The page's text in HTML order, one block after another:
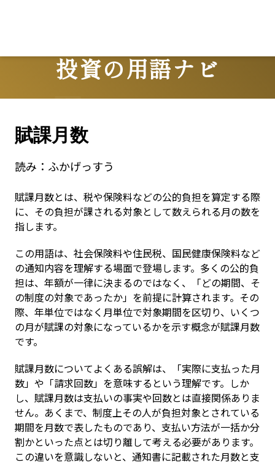
投資の用語ナビ
Terms
賦課月数
読み： ふかげっすう
賦課月数とは、税や保険料などの公的負担を算定する際
に、その負担が課される対象として数えられる月の数を
指します。
この用語は、社会保険料や住民税、国民健康保険料など
の通知内容を理解する場面で登場します。多くの公的負
担は、年額が一律に決まるのではなく、「どの期間、そ
の制度の対象であったか」を前提に計算されます。その
際、年単位ではなく月単位で対象期間を区切り、いくつ
の月が賦課の対象になっているかを示す概念が賦課月数
です。
賦課月数についてよくある誤解は、「実際に支払った月
数」や「請求回数」を意味するという理解です。しか
し、賦課月数は支払いの事実や回数とは直接関係ありま
せん。あくまで、制度上その人が負担対象とされている
期間を月数で表したものであり、支払い方法が一括か分
割かといった点とは切り離して考える必要があります。
この違いを意識しないと、通知書に記載された月数と支